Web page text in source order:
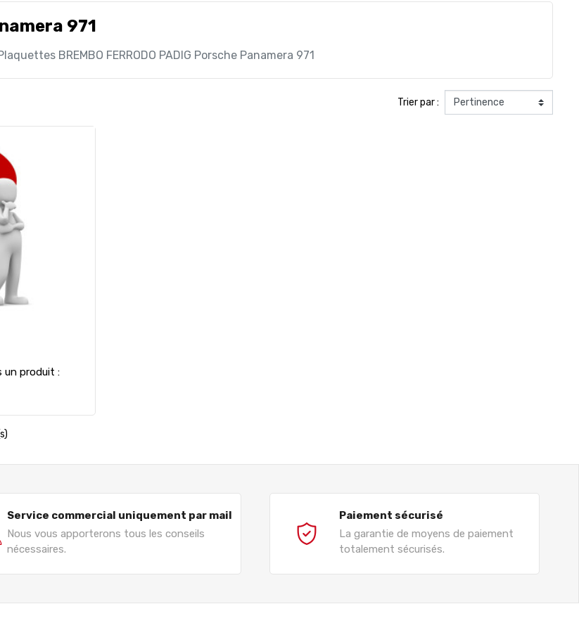
971
BREMBO FERRODO PADIG Porsche Panamera 971
Trier par :
un produit :
Service commercial uniquement par mail
Nous vous apporterons tous les conseils
nécessaires.
Paiement sécurisé
La garantie de moyens de paiement
totalement sécurisés.